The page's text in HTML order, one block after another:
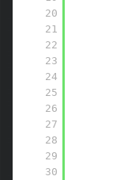
20
21
22
23
24
25
26
27
28
29
30